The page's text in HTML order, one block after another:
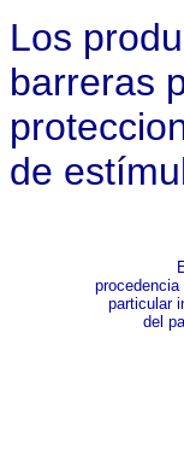
Los
barreras
de
procedencia
particular
del